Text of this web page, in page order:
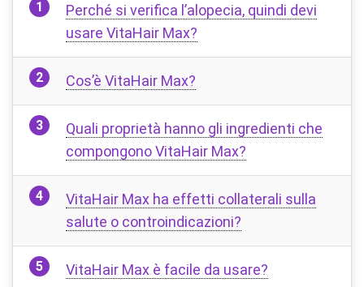
Perché si verifica l’alopecia, quindi devi
usare VitaHair Max?
Cos’è VitaHair Max?
Quali proprietà hanno gli ingredienti che
compongono VitaHair Max?
VitaHair Max ha effetti collaterali sulla
salute o controindicazioni?
VitaHair Max è facile da usare?